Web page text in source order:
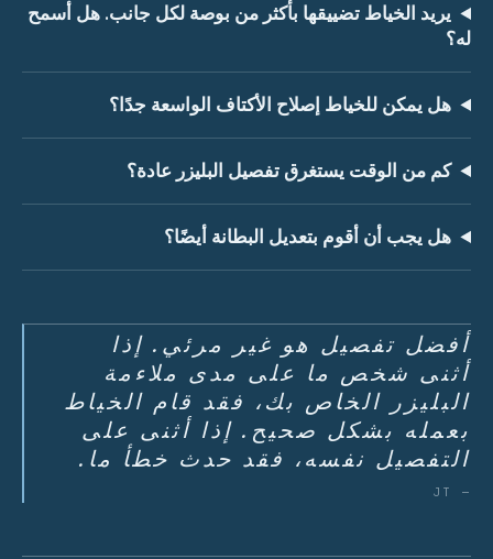
يريد الخياط تضييقها بأكثر من بوصة لكل جانب. هل أسمح
له؟
هل يمكن للخياط إصلاح الأكتاف الواسعة جدًا؟
كم من الوقت يستغرق تفصيل البليزر عادة؟
هل يجب أن أقوم بتعديل البطانة أيضًا؟
أفضل تفصيل هو غير مرئي. إذا
أثنى شخص ما على مدى ملاءمة
البليزر الخاص بك، فقد قام الخياط
بعمله بشكل صحيح. إذا أثنى على
التفصيل نفسه، فقد حدث خطأ ما.
— JT